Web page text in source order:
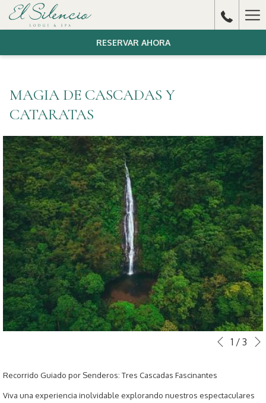
RESERVAR AHORA
MAGIA DE CASCADAS Y
CATARATAS
Botones
la
Al
los
Anterior
1 / 3
Recorrido Guiado por Senderos: Tres Cascadas Fascinantes
Viva una experiencia inolvidable explorando nuestros espectaculares